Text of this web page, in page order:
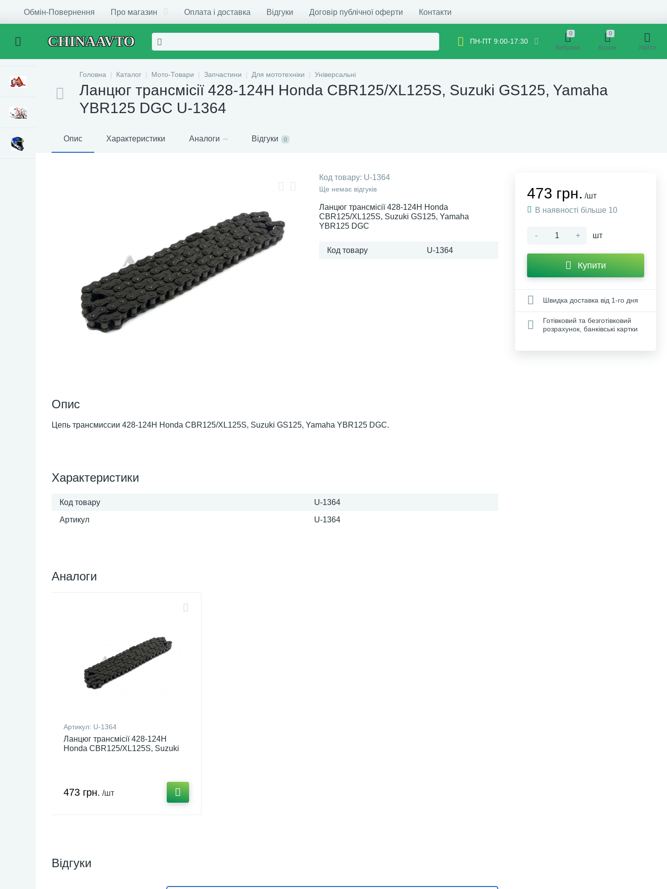
Обмін-Повернення Про магазин Оплата і доставка Відгуки Договір публічної оферти Контакти
CHINAAVTO ПН-ПТ 9:00-17:30
0
Вибране
0
Кошик Увійти
Головна Каталог Мото-Товари Запчастини Для мототехніки Універсальні
Ланцюг трансмісії 428-124H Honda CBR125/XL125S, Suzuki GS125, Yamaha
YBR125 DGC U-1364
Опис Характеристики Аналоги Відгуки 0
Код товару: U-1364
Ще немає відгуків
Ланцюг трансмісії 428-124H Honda
CBR125/XL125S, Suzuki GS125, Yamaha
YBR125 DGC
Код товару U-1364
Опис
Цепь трансмиссии 428-124H Honda CBR125/XL125S, Suzuki GS125, Yamaha YBR125 DGC.
Характеристики
Код товару U-1364
Артикул U-1364
473 грн. /шт
В наявності більше 10
- + шт
Купити
Швидка доставка від 1-го дня
Готівковий та безготівковий
розрахунок, банківські картки
Аналоги
Артикул: U-1364
Ланцюг трансмісії 428-124H
Honda CBR125/XL125S, Suzuki
473 грн. /шт
Відгуки